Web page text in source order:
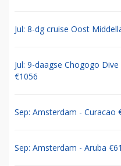
Jul: 8-dg cruise Oost
Jul: 9-daagse Chogogo
€1056
Sep: Amsterdam - Curacao
Sep: Amsterdam - Aruba